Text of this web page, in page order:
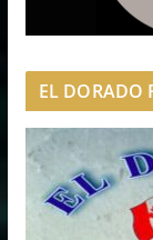
EL DORADO